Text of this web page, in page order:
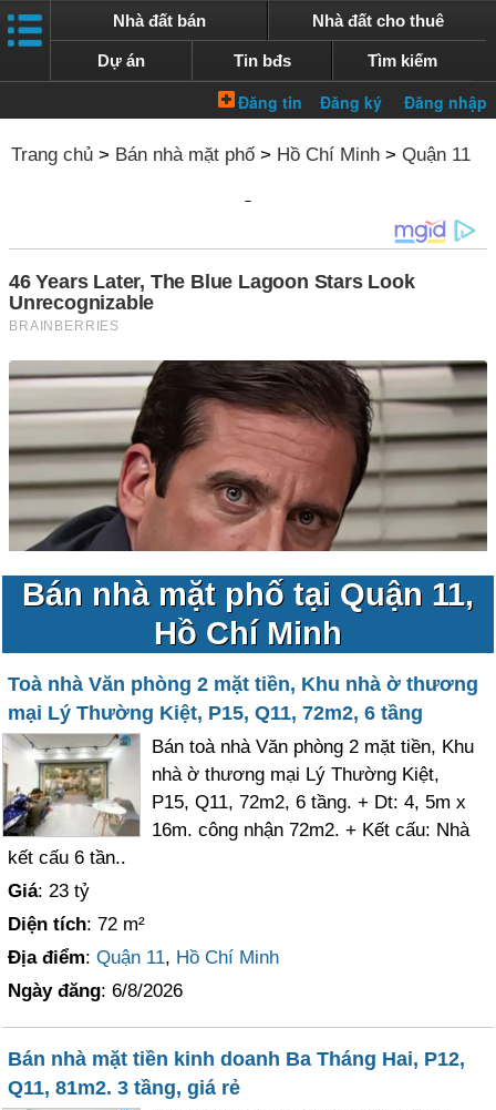
Nhà đất bán Nhà đất cho thuê
Dự án Tin bđs Tìm kiếm
Trang chủ > Bán nhà mặt phố > Hồ Chí Minh > Quận 11
Bán nhà mặt phố tại Quận 11,
Hồ Chí Minh
Toà nhà Văn phòng 2 mặt tiền, Khu nhà ờ thương
mại Lý Thường Kiệt, P15, Q11, 72m2, 6 tầng
Bán toà nhà Văn phòng 2 mặt tiền, Khu
nhà ờ thương mại Lý Thường Kiệt,
P15, Q11, 72m2, 6 tầng. + Dt: 4, 5m x
16m. công nhận 72m2. + Kết cấu: Nhà
kết cấu 6 tần..
Giá: 23 tỷ
Diện tích: 72 m²
Địa điểm:Quận 11, Hồ Chí Minh
Ngày đăng: 6/8/2026
Bán nhà mặt tiền kinh doanh Ba Tháng Hai, P12,
Q11, 81m2. 3 tầng, giá rẻ